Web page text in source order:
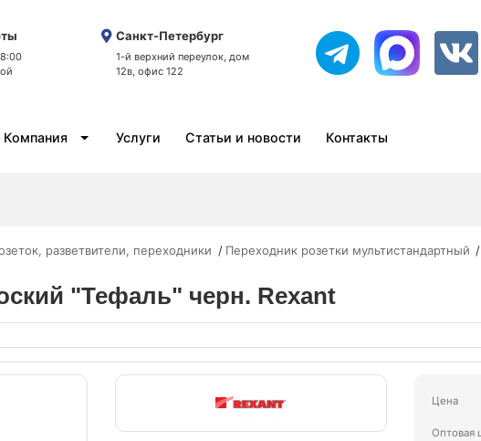
Санкт-Петербург
1-й верхний переулок, дом
12в, офис 122
Компания Услуги Статьи и новости Контакты
разветвители, переходники Переходник розетки мультистандартный
"Тефаль" черн. Rexant
Цена
Оптовая